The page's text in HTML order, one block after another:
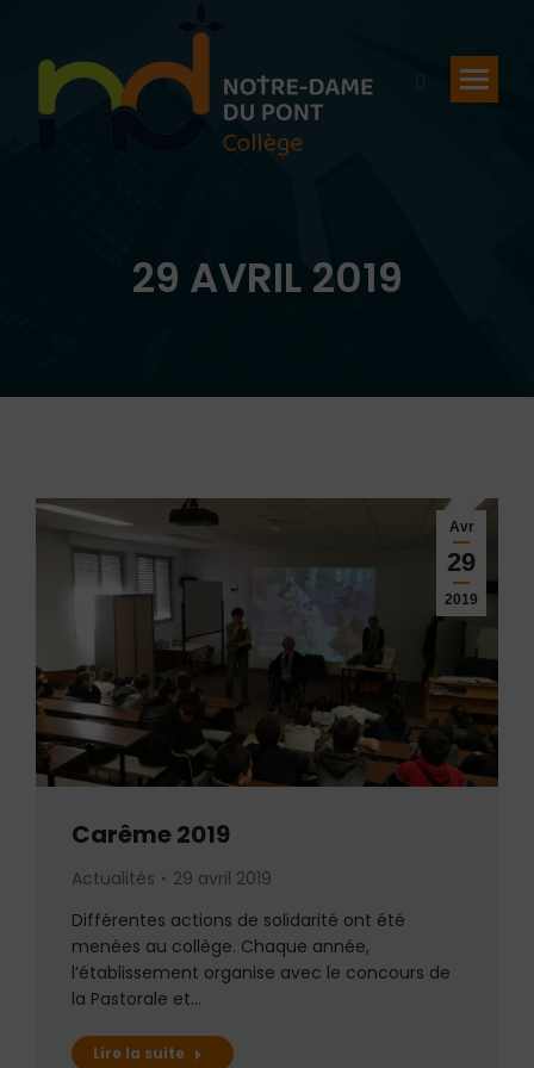
Recherche
29 AVRIL 2019
Vous êtes ici :
Avr
29
2019
Carême 2019
Actualités
29 avril 2019
Différentes actions de solidarité ont été
menées au collège. Chaque année,
l’établissement organise avec le concours de
la Pastorale et…
Lire la suite